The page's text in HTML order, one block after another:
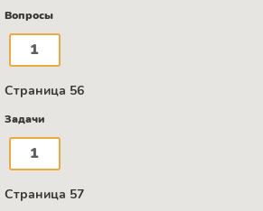
Вопросы
1
Страница 56
Задачи
1
Страница 57